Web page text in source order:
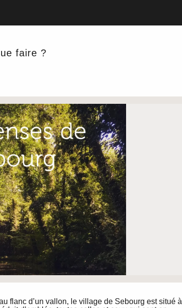
faire ?
flanc d’un vallon, le village de Sebourg est situé à